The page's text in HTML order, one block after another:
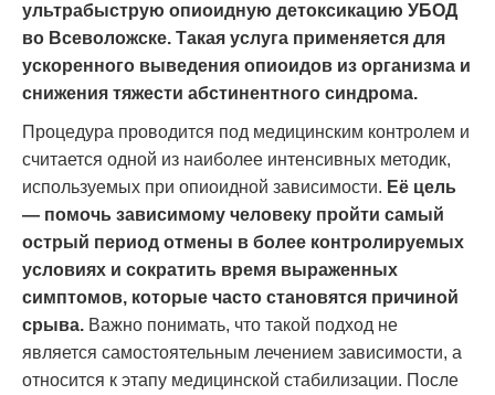
ультрабыструю опиоидную детоксикацию УБОД
во Всеволожске. Такая услуга применяется для
ускоренного выведения опиоидов из организма и
снижения тяжести абстинентного синдрома.
Процедура проводится под медицинским контролем и
считается одной из наиболее интенсивных методик,
используемых при опиоидной зависимости. Её цель
— помочь зависимому человеку пройти самый
острый период отмены в более контролируемых
условиях и сократить время выраженных
симптомов, которые часто становятся причиной
срыва. Важно понимать, что такой подход не
является самостоятельным лечением зависимости, а
относится к этапу медицинской стабилизации. После